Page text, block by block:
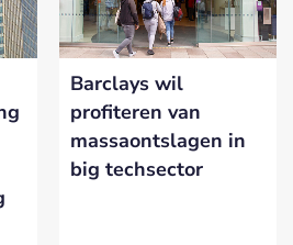
Barclays wil
profiteren van
massaontslagen in
big techsector